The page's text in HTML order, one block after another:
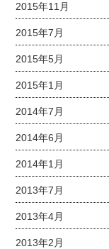
2015年11月
2015年7月
2015年5月
2015年1月
2014年7月
2014年6月
2014年1月
2013年7月
2013年4月
2013年2月